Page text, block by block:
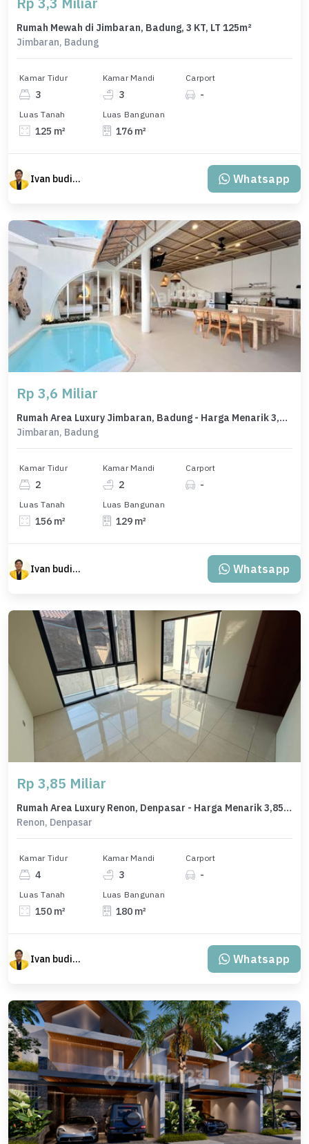
Rumah Mewah di Jimbaran, Badung, 3 KT, LT 125m²
Jimbaran, Badung
Kamar Tidur
3
Kamar Mandi
3
Carport
-
Luas Tanah
125 m²
Luas Bangunan
176 m²
Ivan budiman Whatsapp
Rp 3,6 Miliar
Rumah Area Luxury Jimbaran, Badung - Harga Menarik 3,6 Miliar
Jimbaran, Badung
Kamar Tidur
2
Kamar Mandi
2
Carport
-
Luas Tanah
156 m²
Luas Bangunan
129 m²
Ivan budiman Whatsapp
Rp 3,85 Miliar
Rumah Area Luxury Renon, Denpasar - Harga Menarik 3,85 Miliar
Renon, Denpasar
Kamar Tidur
4
Kamar Mandi
3
Carport
-
Luas Tanah
150 m²
Luas Bangunan
180 m²
Ivan budiman Whatsapp